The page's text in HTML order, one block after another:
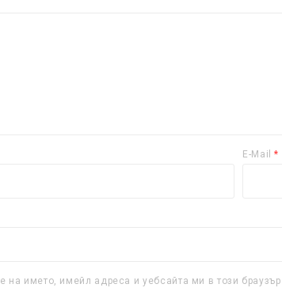
E-Mail*
на името, имейл адреса и уебсайта ми в този